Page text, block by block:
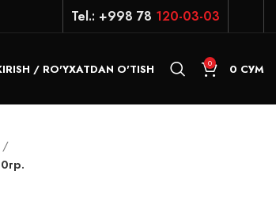
Tel.: +998 78 120-03-03
/ RO'YXATDAN O'TISH 0 0 СУМ